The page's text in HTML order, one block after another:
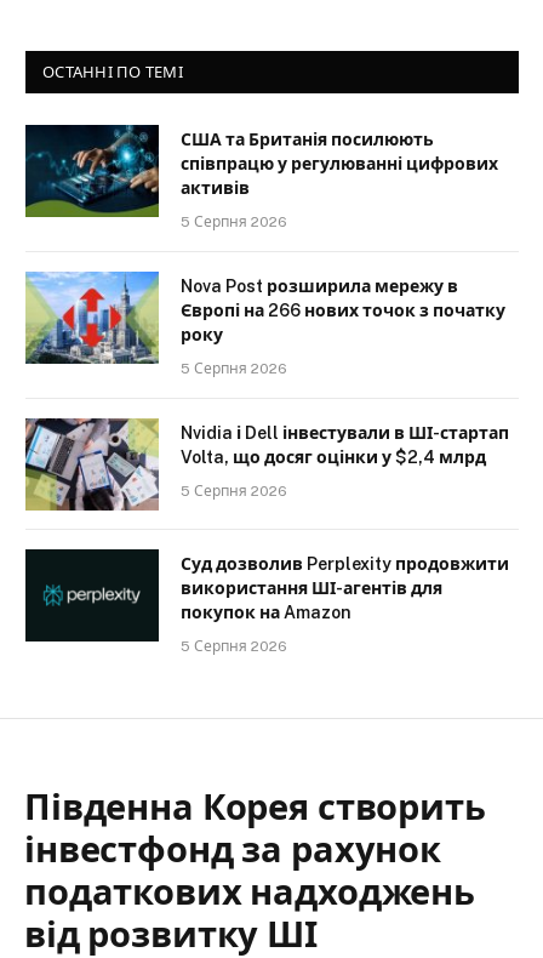
ОСТАННІ ПО ТЕМІ
США та Британія посилюють
співпрацю у регулюванні цифрових
активів
5 Серпня 2026
Nova Post розширила мережу в
Європі на 266 нових точок з початку
року
5 Серпня 2026
Nvidia і Dell інвестували в ШІ-стартап
Volta, що досяг оцінки у $2,4 млрд
5 Серпня 2026
Суд дозволив Perplexity продовжити
використання ШІ-агентів для
покупок на Amazon
5 Серпня 2026
Південна Корея створить
інвестфонд за рахунок
податкових надходжень
від розвитку ШІ